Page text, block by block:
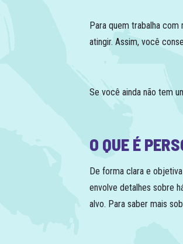
Para quem trabalha
atingir. Assim, você
Se você ainda não tem
O QUE É
De forma clara e
envolve detalhes sobre
alvo. Para saber mais